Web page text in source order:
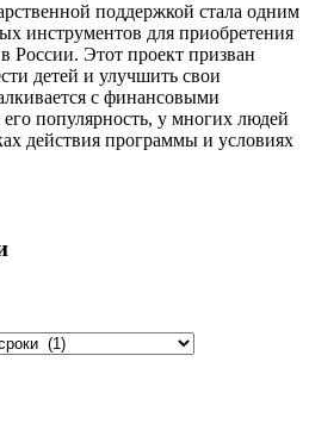
поддержкой стала одним
инструментов для приобретения
России. Этот проект призван
детей и улучшить свои
с финансовыми
популярность, у многих людей
действия программы и условиях